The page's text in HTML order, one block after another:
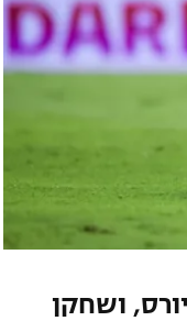
ושחקן